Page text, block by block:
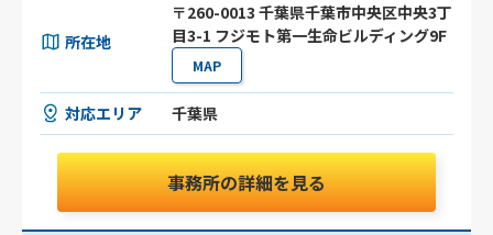
所在地
〒260-0013 千葉県千葉市中央区中央3丁
目3-1 フジモト第一生命ビルディング9F
MAP
対応エリア 千葉県
事務所の詳細を見る